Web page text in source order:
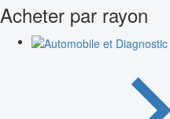
Acheter par rayon